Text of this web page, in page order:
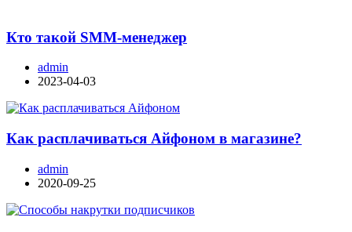
Кто такой SMM-менеджер
admin
2023-04-03
Как расплачиваться Айфоном в магазине?
admin
2020-09-25